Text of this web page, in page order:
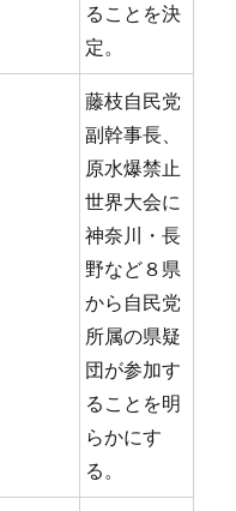
ることを決
定。
藤枝自民党
副幹事長、
原水爆禁止
世界大会に
神奈川・長
野など８県
から自民党
所属の県疑
団が参加す
ることを明
らかにす
る。